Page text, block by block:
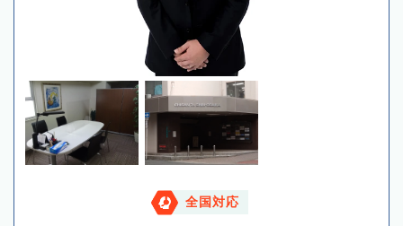
全国対応